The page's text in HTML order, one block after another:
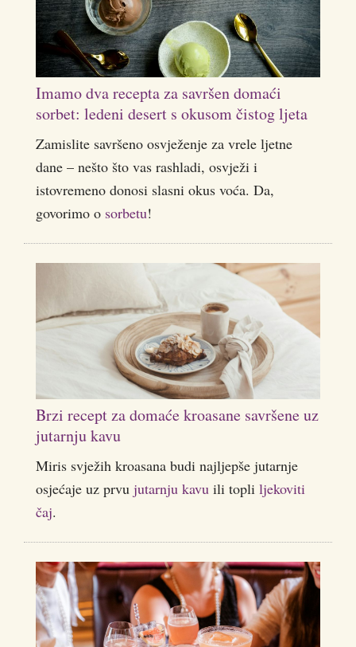
Imamo dva recepta za savršen domaći
sorbet: ledeni desert s okusom čistog ljeta
Zamislite savršeno osvježenje za vrele ljetne
dane – nešto što vas rashladi, osvježi i
istovremeno donosi slasni okus voća. Da,
govorimo o sorbetu!
Brzi recept za domaće kroasane savršene uz
jutarnju kavu
Miris svježih kroasana budi najljepše jutarnje
osjećaje uz prvu jutarnju kavu ili topli ljekoviti
čaj.